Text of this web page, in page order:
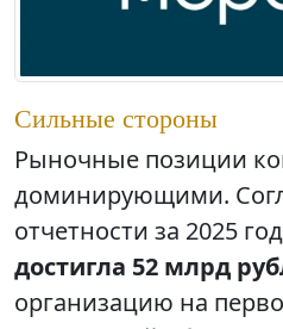
Сильные стороны
Рыночные позиции
доминирующими.
отчетности за 2025
достигла 52 млрд
организацию на